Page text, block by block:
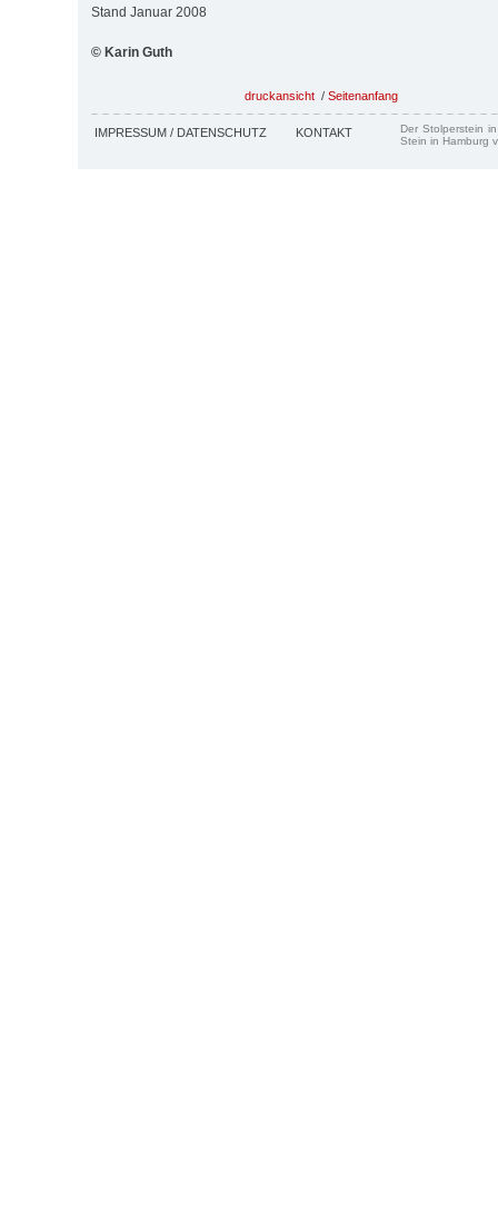
Stand Januar 2008
© Karin Guth
druckansicht / Seitenanfang
IMPRESSUM / DATENSCHUTZ KONTAKT
Der Stolperstein
Stein in Hamburg